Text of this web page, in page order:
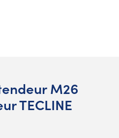
M26
TECLINE